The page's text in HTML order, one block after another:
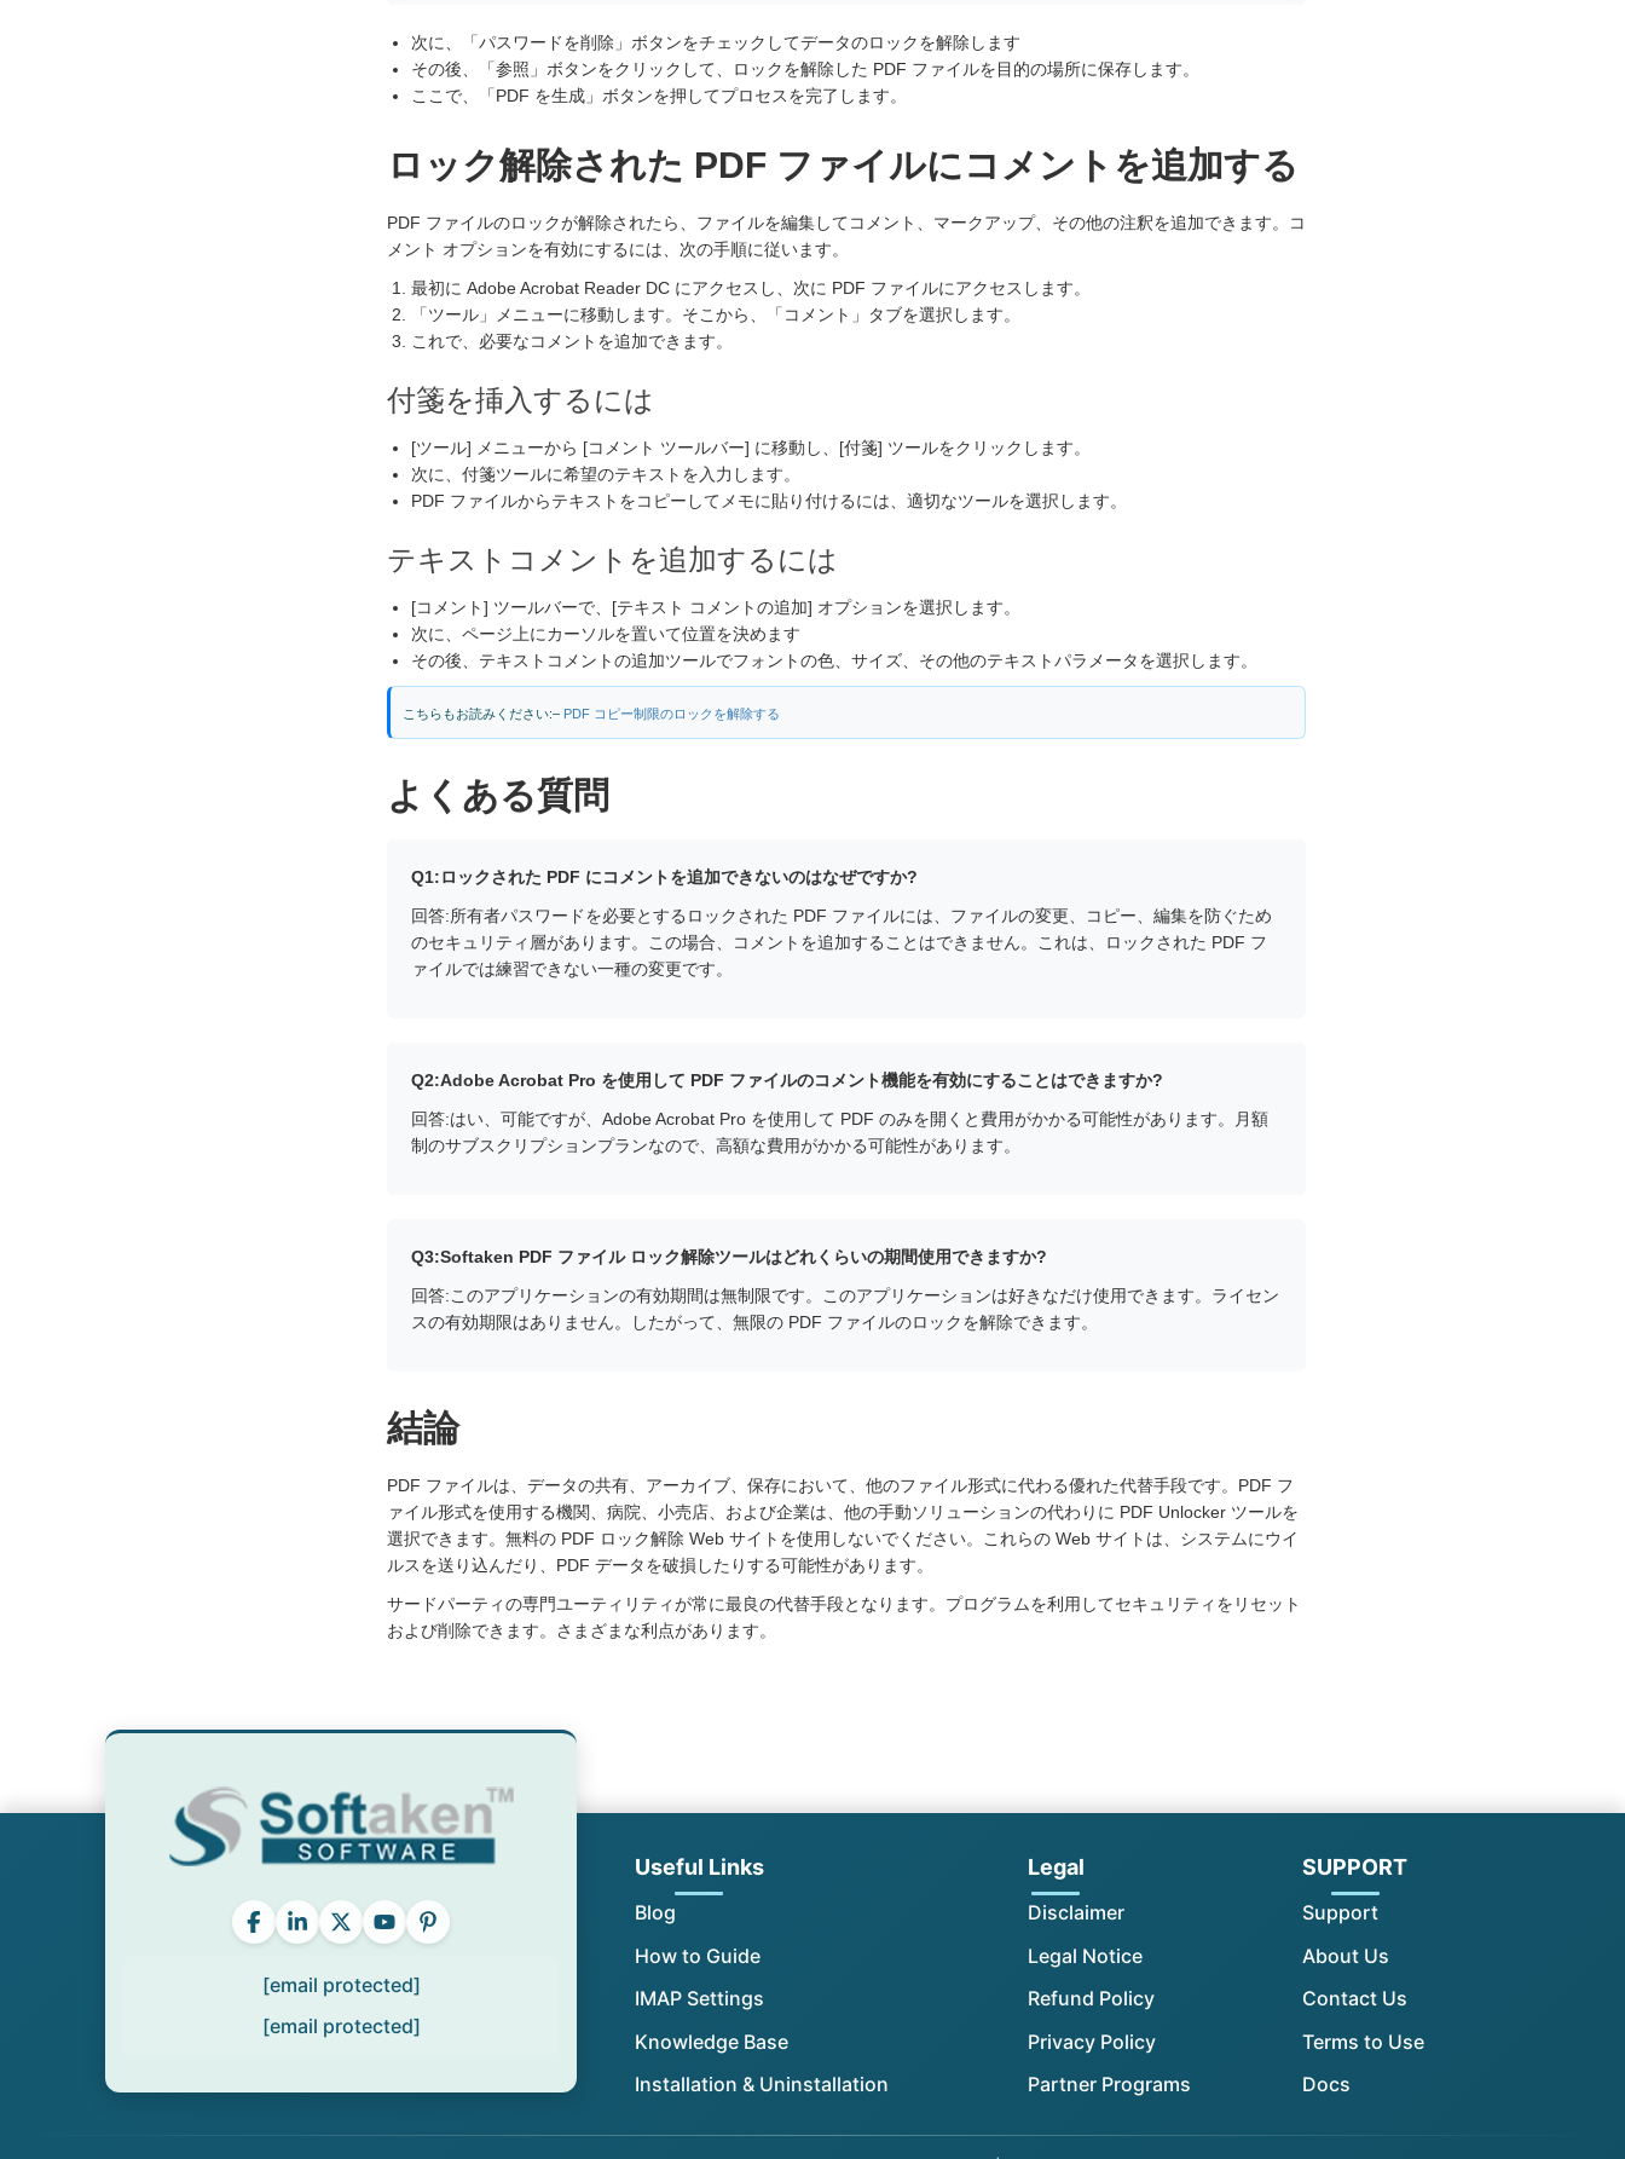
次に、「パスワードを削除」ボタンをチェックしてデータのロックを解除します
その後、「参照」ボタンをクリックして、ロックを解除した PDF ファイルを目的の場所に保存します。
ここで、「PDF を生成」ボタンを押してプロセスを完了します。
ロック解除された PDF ファイルにコメントを追加する
PDF ファイルのロックが解除されたら、ファイルを編集してコメント、マークアップ、その他の注釈を追加できます。コ
メント オプションを有効にするには、次の手順に従います。
最初に Adobe Acrobat Reader DC にアクセスし、次に PDF ファイルにアクセスします。
「ツール」メニューに移動します。そこから、「コメント」タブを選択します。
これで、必要なコメントを追加できます。
付箋を挿入するには
[ツール] メニューから [コメント ツールバー] に移動し、[付箋] ツールをクリックします。
次に、付箋ツールに希望のテキストを入力します。
PDF ファイルからテキストをコピーしてメモに貼り付けるには、適切なツールを選択します。
テキストコメントを追加するには
[コメント] ツールバーで、[テキスト コメントの追加] オプションを選択します。
次に、ページ上にカーソルを置いて位置を決めます
その後、テキストコメントの追加ツールでフォントの色、サイズ、その他のテキストパラメータを選択します。
こちらもお読みください:– PDF コピー制限のロックを解除する
よくある質問
Q1:ロックされた PDF にコメントを追加できないのはなぜですか?
回答:所有者パスワードを必要とするロックされた PDF ファイルには、ファイルの変更、コピー、編集を防ぐため
のセキュリティ層があります。この場合、コメントを追加することはできません。これは、ロックされた PDF フ
ァイルでは練習できない一種の変更です。
Q2:Adobe Acrobat Pro を使用して PDF ファイルのコメント機能を有効にすることはできますか?
回答:はい、可能ですが、Adobe Acrobat Pro を使用して PDF のみを開くと費用がかかる可能性があります。月額
制のサブスクリプションプランなので、高額な費用がかかる可能性があります。
Q3:Softaken PDF ファイル ロック解除ツールはどれくらいの期間使用できますか?
回答:このアプリケーションの有効期間は無制限です。このアプリケーションは好きなだけ使用できます。ライセン
スの有効期限はありません。したがって、無限の PDF ファイルのロックを解除できます。
結論
PDF ファイルは、データの共有、アーカイブ、保存において、他のファイル形式に代わる優れた代替手段です。PDF フ
ァイル形式を使用する機関、病院、小売店、および企業は、他の手動ソリューションの代わりに PDF Unlocker ツールを
選択できます。無料の PDF ロック解除 Web サイトを使用しないでください。これらの Web サイトは、システムにウイ
ルスを送り込んだり、PDF データを破損したりする可能性があります。
サードパーティの専門ユーティリティが常に最良の代替手段となります。プログラムを利用してセキュリティをリセット
および削除できます。さまざまな利点があります。
[email protected]
[email protected]
Useful Links
Blog
How to Guide
IMAP Settings
Knowledge Base
Installation & Uninstallation
Legal
Disclaimer
Legal Notice
Refund Policy
Privacy Policy
Partner Programs
SUPPORT
Support
About Us
Contact Us
Terms to Use
Docs